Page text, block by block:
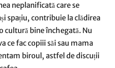
neplanificată care se
spațiu, contribuie la clădirea
cultură bine închegată. Nu
ce fac copiii săi sau mama
biroul, astfel de discuții